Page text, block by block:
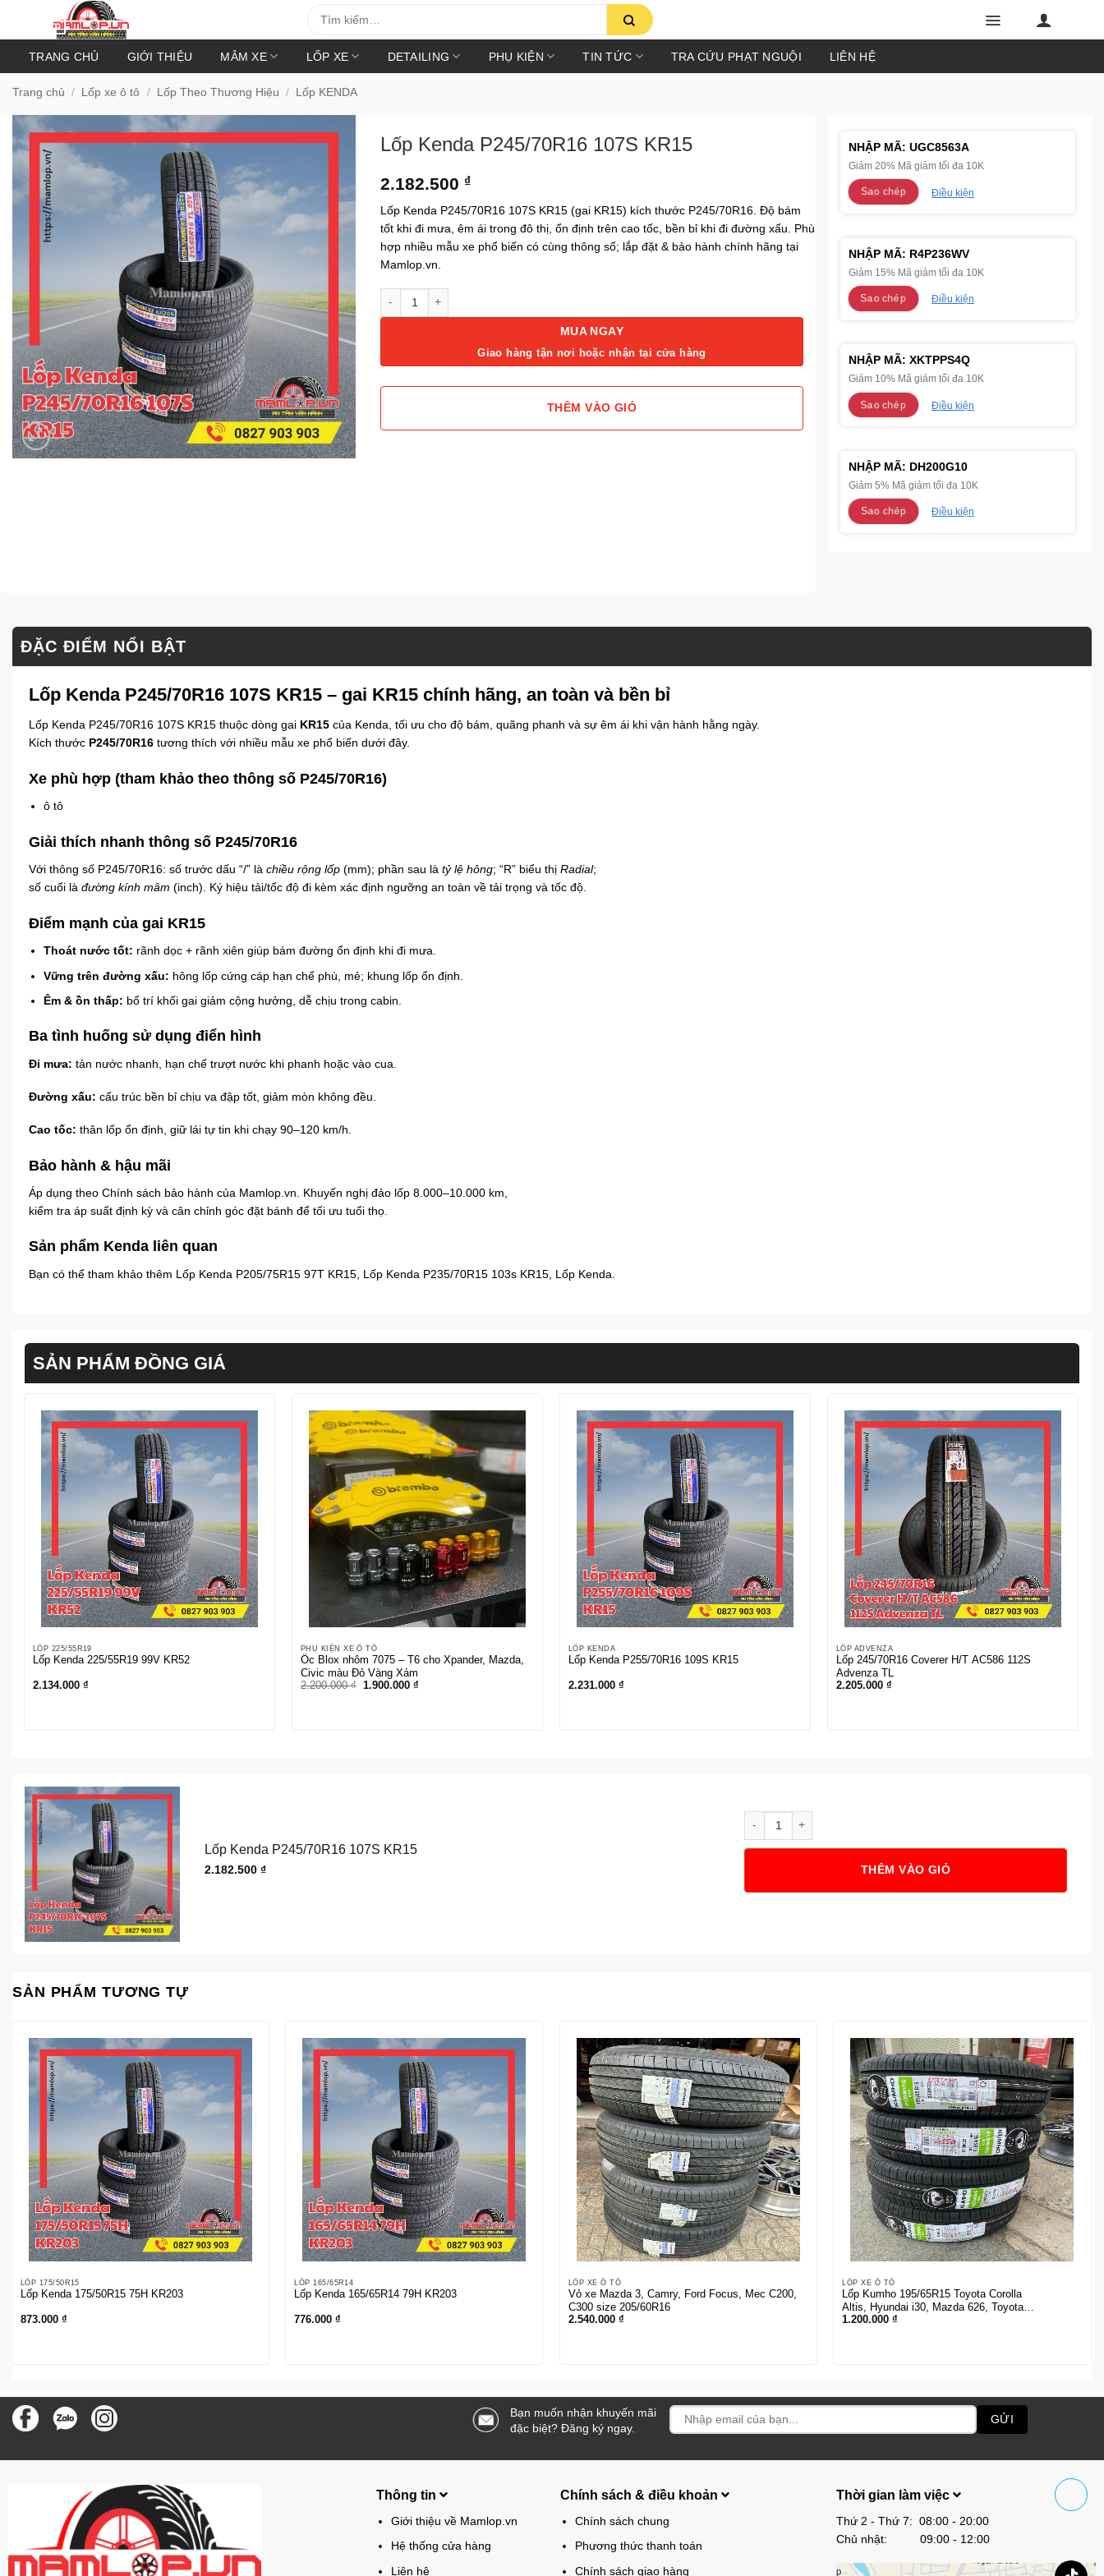
kiếm:
TRANG CHỦ GIỚI THIỆU MÂM XE LỐP XE DETAILING PHỤ KIỆN TIN TỨC TRA CỨU PHẠT NGUỘI LIÊN HỆ
Trang chủ / Lốp xe ô tô / Lốp Theo Thương Hiệu / Lốp KENDA
Lốp Kenda P245/70R16 107S KR15
2.182.500 ₫
Lốp Kenda P245/70R16 107S KR15 (gai KR15) kích thước P245/70R16. Độ bám
tốt khi đi mưa, êm ái trong đô thị, ổn định trên cao tốc, bền bỉ khi đi đường xấu. Phù
hợp nhiều mẫu xe phổ biến có cùng thông số; lắp đặt & bảo hành chính hãng tại
Mamlop.vn.
MUA NGAY
Giao hàng tận nơi hoặc nhận tại cửa hàng
THÊM VÀO GIỎ
NHẬP MÃ: UGC8563A
Giảm 20% Mã giảm tối đa 10K
Sao chép Điều kiện
NHẬP MÃ: R4P236WV
Giảm 15% Mã giảm tối đa 10K
Sao chép Điều kiện
NHẬP MÃ: XKTPPS4Q
Giảm 10% Mã giảm tối đa 10K
Sao chép Điều kiện
NHẬP MÃ: DH200G10
Giảm 5% Mã giảm tối đa 10K
Sao chép Điều kiện
ĐẶC ĐIỂM NỔI BẬT
Lốp Kenda P245/70R16 107S KR15 – gai KR15 chính hãng, an toàn và bền bỉ
Lốp Kenda P245/70R16 107S KR15 thuộc dòng gai KR15 của Kenda, tối ưu cho độ bám, quãng phanh và sự êm ái khi vận hành hằng ngày.
Kích thước P245/70R16 tương thích với nhiều mẫu xe phổ biến dưới đây.
Xe phù hợp (tham khảo theo thông số P245/70R16)
ô tô
Giải thích nhanh thông số P245/70R16
Với thông số P245/70R16: số trước dấu “/” là chiều rộng lốp (mm); phần sau là tỷ lệ hông; “R” biểu thị Radial;
số cuối là đường kính mâm (inch). Ký hiệu tải/tốc độ đi kèm xác định ngưỡng an toàn về tải trọng và tốc độ.
Điểm mạnh của gai KR15
Thoát nước tốt: rãnh dọc + rãnh xiên giúp bám đường ổn định khi đi mưa.
Vững trên đường xấu: hông lốp cứng cáp hạn chế phù, mẻ; khung lốp ổn định.
Êm & ồn thấp: bố trí khối gai giảm cộng hưởng, dễ chịu trong cabin.
Ba tình huống sử dụng điển hình
Đi mưa: tản nước nhanh, hạn chế trượt nước khi phanh hoặc vào cua.
Đường xấu: cấu trúc bền bỉ chịu va đập tốt, giảm mòn không đều.
Cao tốc: thân lốp ổn định, giữ lái tự tin khi chạy 90–120 km/h.
Bảo hành & hậu mãi
Áp dụng theo Chính sách bảo hành của Mamlop.vn. Khuyến nghị đảo lốp 8.000–10.000 km,
kiểm tra áp suất định kỳ và cân chỉnh góc đặt bánh để tối ưu tuổi thọ.
Sản phẩm Kenda liên quan
Bạn có thể tham khảo thêm Lốp Kenda P205/75R15 97T KR15, Lốp Kenda P235/70R15 103s KR15, Lốp Kenda.
SẢN PHẨM ĐỒNG GIÁ
LỐP 225/55R19
Lốp Kenda 225/55R19 99V KR52
2.134.000 ₫
PHỤ KIỆN XE Ô TÔ
Ốc Blox nhôm 7075 – T6 cho Xpander, Mazda,
Civic màu Đỏ Vàng Xám
2.200.000₫ Giá
1.900.000 ₫Giá
LỐP KENDA
Lốp Kenda P255/70R16 109S KR15
2.231.000 ₫
LỐP ADVENZA
Lốp 245/70R16 Coverer H/T AC586 112S
Advenza TL
2.205.000 ₫
Lốp Kenda P245/70R16 107S KR15
2.182.500 ₫ THÊM VÀO GIỎ
SẢN PHẨM TƯƠNG TỰ
LỐP 175/50R15
Lốp Kenda 175/50R15 75H KR203
873.000 ₫
LỐP 165/65R14
Lốp Kenda 165/65R14 79H KR203
776.000₫
LỐP XE Ô TÔ
Vỏ xe Mazda 3, Camry, Ford Focus, Mec C200,
C300 size 205/60R16
2.540.000 ₫
LỐP XE Ô TÔ
Lốp Kumho 195/65R15 Toyota Corolla
Altis, Hyundai i30, Mazda 626, Toyota
Zace, Hyundai Elantra, Peugeot 308
1.200.000₫
Bạn muốn nhận khuyến mãi
đặc biệt? Đăng ký ngay.
Thông tin
Giới thiệu về Mamlop.vn
Hệ thống cửa hàng
Liên hệ
Chính sách & điều khoản
Chính sách chung
Phương thức thanh toán
Chính sách giao hàng
Thời gian làm việc
Thứ 2 - Thứ 7: 08:00 - 20:00
Chủ nhật: 09:00 - 12:00